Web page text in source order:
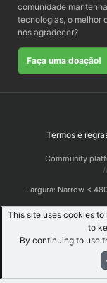
comunidade
tecnologias, o melhor
nos agradecer?
Faça uma doação!
Termos e
Community
Largura
This site uses cookies
to
By continuing to use